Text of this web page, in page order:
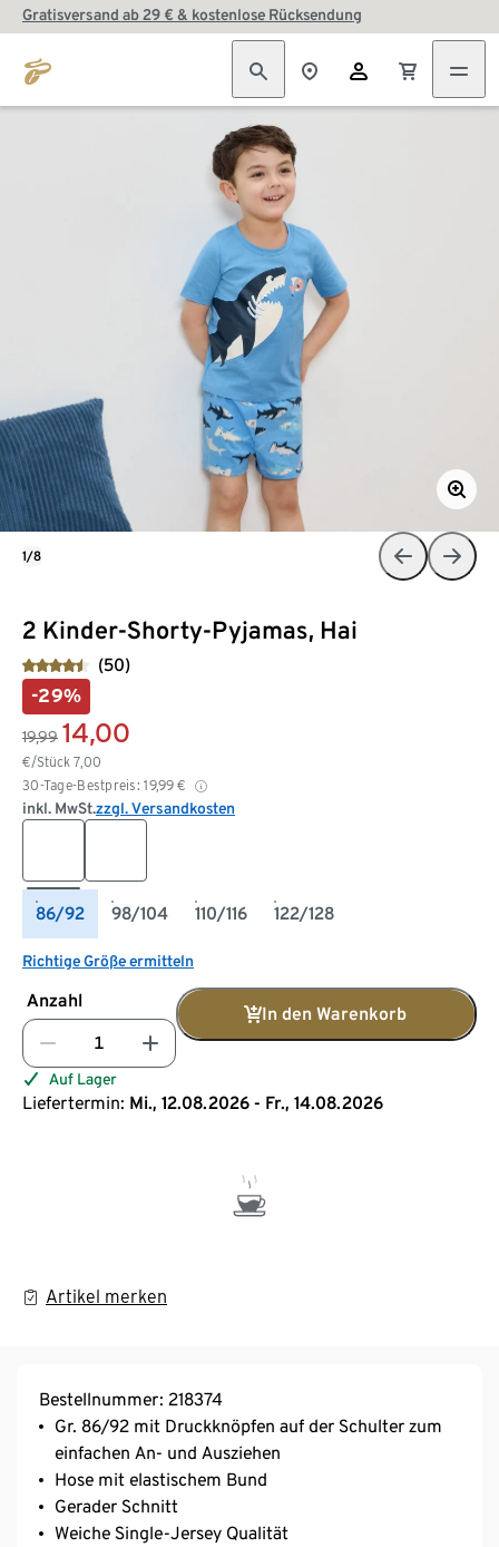
Gratisversand ab 29 € & kostenlose Rücksendung
2 Kinder-Shorty-Pyjamas, Hai
(50)
-29%
19,99 14,00
€/Stück 7,00
30-Tage-Bestpreis: 19,99 €
inkl. MwSt.zzgl. Versandkosten
86/92 98/104 110/116 122/128
Richtige Größe ermitteln
Anzahl
In den Warenkorb
Auf Lager
Liefertermin: Mi., 12.08.2026 - Fr., 14.08.2026
Artikel merken
1/8
Bestellnummer: 218374
Gr. 86/92 mit Druckknöpfen auf der Schulter zum
einfachen An- und Ausziehen
Hose mit elastischem Bund
Gerader Schnitt
Weiche Single-Jersey Qualität